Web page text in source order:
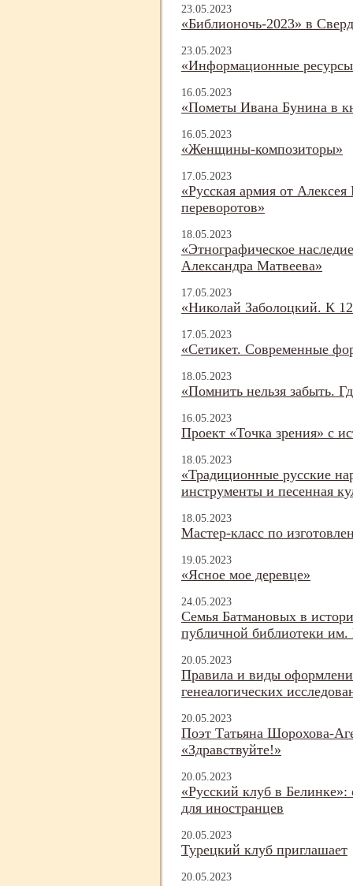
23.05.2023
«Библионочь-2023» в
23.05.2023
«Информационные ресурсы
16.05.2023
«Пометы Ивана Бунина в
16.05.2023
«Женщины-композиторы»
17.05.2023
«Русская армия от
переворотов»
18.05.2023
«Этнографическое
Александра Матвеева»
17.05.2023
«Николай Заболоцкий. К
17.05.2023
«Сетикет. Современные
18.05.2023
«Помнить нельзя забыть.
16.05.2023
Проект «Точка зрения» с
18.05.2023
«Традиционные русские
инструменты и песенная
18.05.2023
Мастер-класс по
19.05.2023
«Ясное мое деревце»
24.05.2023
Семья Батмановых в
публичной библиотеки им.
20.05.2023
Правила и виды
генеалогических
20.05.2023
Поэт Татьяна Шорохова-
«Здравствуйте!»
20.05.2023
«Русский клуб в
для иностранцев
20.05.2023
Турецкий клуб приглашает
20.05.2023